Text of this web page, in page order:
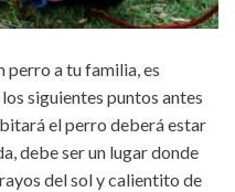
perro a tu familia, es
siguientes puntos antes
el perro deberá estar
debe ser un lugar donde
del sol y calientito de